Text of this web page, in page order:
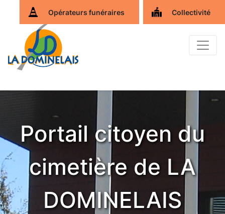
Opérateurs funéraires Collectivité
Portail citoyen du
cimetière de LA
DOMINELAIS